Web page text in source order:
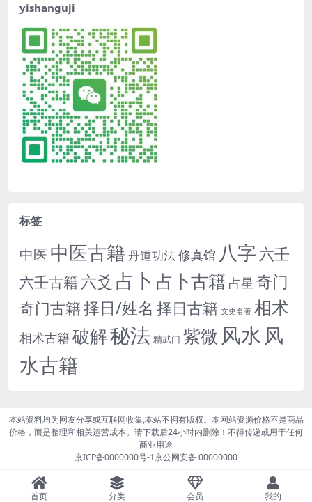
yishanguji
标签
中医 中医古籍 丹道功法修真馆 八字 六壬
六壬古籍 六爻 占卜 占卜古籍 占星 奇门
奇门古籍择日/姓名 择日古籍 文史名著 相术
相术古籍破解秘法 精武门 紫微 风水 风
水古籍
本站资料均为网友分享或互联网收集,本站不拥有版权。本网站资源价格不是商品
价格，而是整理和相关运营成本。请下载后24小时内删除！不得传递或用于任何
商业用途
京ICP备0000000号-1京公网安备 00000000
首页 分类 会员 我的